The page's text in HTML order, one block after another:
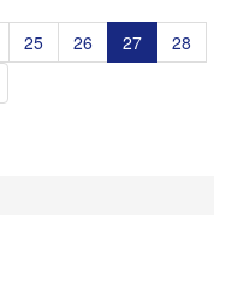
25 26 27
28